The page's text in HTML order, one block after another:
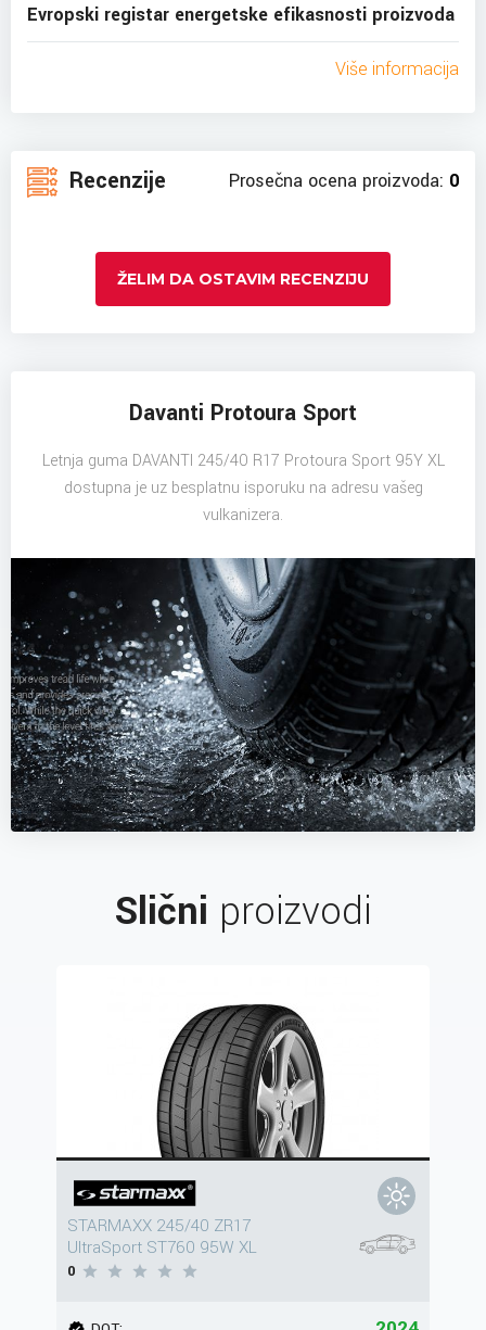
Evropski registar energetske efikasnosti proizvoda
Više informacija
Recenzije Prosečna ocena proizvoda: 0
ŽELIM DA OSTAVIM RECENZIJU
Davanti Protoura Sport
Letnja guma DAVANTI 245/40 R17 Protoura Sport 95Y XL
dostupna je uz besplatnu isporuku na adresu vašeg
vulkanizera.
Slični proizvodi
STARMAXX 245/40 ZR17
UltraSport ST760 95W XL
0